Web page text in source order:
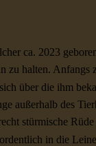
ca. 2023
zu halten. Anfangs
über die ihm
außerhalb des
stürmische
in die